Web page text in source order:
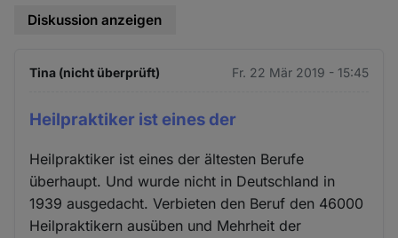
Diskussion anzeigen
Tina (nicht überprüft) Fr. 22 Mär 2019 - 15:45
Heilpraktiker ist eines der
Heilpraktiker ist eines der ältesten Berufe
überhaupt. Und wurde nicht in Deutschland in
1939 ausgedacht. Verbieten den Beruf den 46000
Heilpraktikern ausüben und Mehrheit der